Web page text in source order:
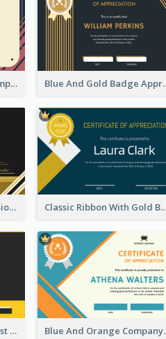
Pink And Blue Frame Company Certificate Blue And
Dark Gold Classy Professional Certificate Design Classic Ribbon With Gold
Yellow And Black Contrast Simple Certificate Blue And